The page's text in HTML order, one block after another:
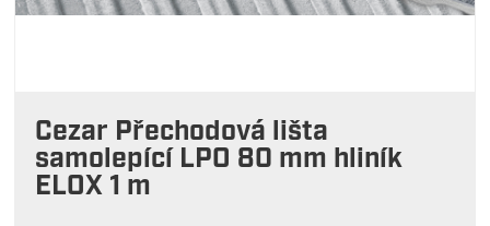
Cezar Přechodová lišta
samolepící LPO 80 mm hliník
ELOX 1 m